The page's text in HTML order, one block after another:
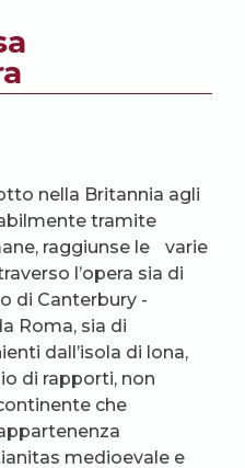
nella Britannia agli
tramite
raggiunse le varie
l’opera sia di
di Canterbury -
Roma, sia di
dall’isola di lona,
di rapporti, non
che
medioevale e